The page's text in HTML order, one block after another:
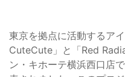
東京を拠点に活動するア
CuteCute」と「Red
ン・キホーテ横浜西口店